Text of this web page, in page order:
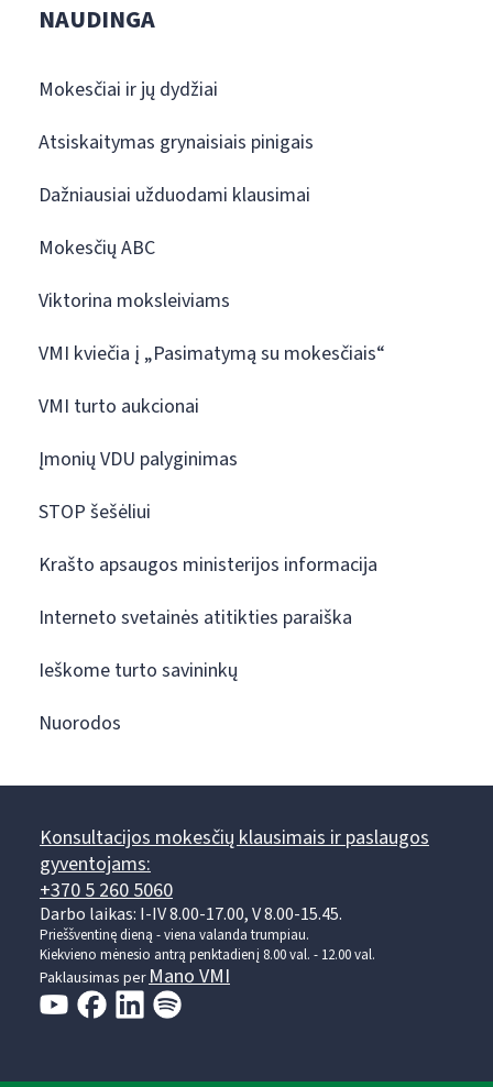
NAUDINGA
Mokesčiai ir jų dydžiai
Atsiskaitymas grynaisiais pinigais
Dažniausiai užduodami klausimai
Mokesčių ABC
Viktorina moksleiviams
VMI kviečia į „Pasimatymą su mokesčiais“
VMI turto aukcionai
Įmonių VDU palyginimas
STOP šešėliui
Krašto apsaugos ministerijos informacija
Interneto svetainės atitikties paraiška
Ieškome turto savininkų
Nuorodos
Konsultacijos mokesčių klausimais ir paslaugos
gyventojams:
+370 5 260 5060
Darbo laikas: I-IV 8.00-17.00, V 8.00-15.45.
Prieššventinę dieną - viena valanda trumpiau.
Kiekvieno mėnesio antrą penktadienį 8.00 val. - 12.00 val.
Paklausimas per Mano VMI